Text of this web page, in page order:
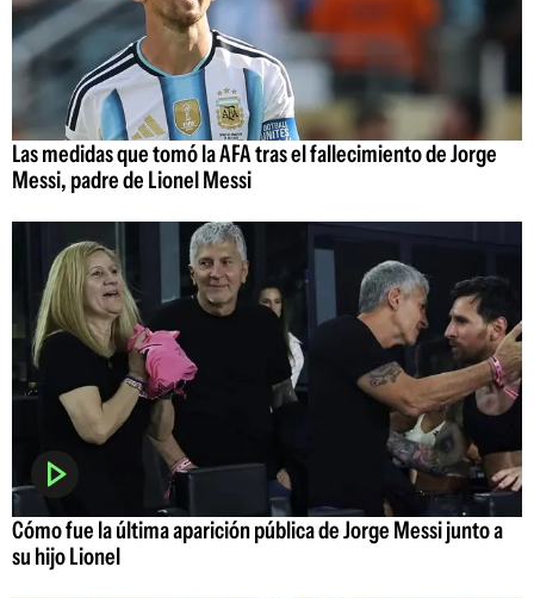
Las medidas que tomó la AFA tras el fallecimiento de Jorge
Messi, padre de Lionel Messi
Cómo fue la última aparición pública de Jorge Messi junto a
su hijo Lionel